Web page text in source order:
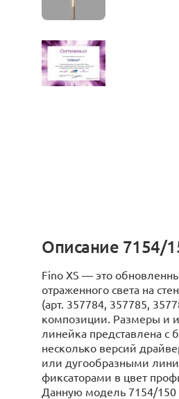
Описание 7154/
Fino XS ― это
отраженного света на
(арт. 357784, 357785,
композиции. Размеры и
линейка представлена
несколько версий
или дугообразными
фиксаторами в цвет
Данную модель 7154/150